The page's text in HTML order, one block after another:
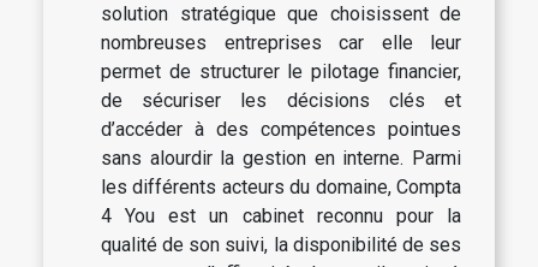
solution stratégique que choisissent de
nombreuses entreprises car elle leur
permet de structurer le pilotage financier,
de sécuriser les décisions clés et
d’accéder à des compétences pointues
sans alourdir la gestion en interne. Parmi
les différents acteurs du domaine, Compta
4 You est un cabinet reconnu pour la
qualité de son suivi, la disponibilité de ses